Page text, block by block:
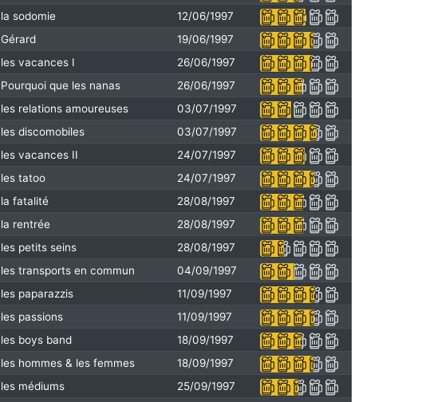
la sodomie
12/06/1997
Gérard
19/06/1997
les vacances I
26/06/1997
Pourquoi que les nanas
26/06/1997
les relations amoureuses
03/07/1997
les discomobiles
03/07/1997
les vacances II
24/07/1997
les tatoo
24/07/1997
la fatalité
28/08/1997
la rentrée
28/08/1997
les petits seins
28/08/1997
les transports en commun
04/09/1997
les paparazzis
11/09/1997
les passions
11/09/1997
les boys band
18/09/1997
les hommes & les femmes
18/09/1997
les médiums
25/09/1997